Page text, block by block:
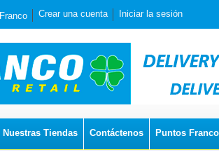
Franco Crear una cuenta Iniciar la sesión
Nuestras Tiendas Contáctenos Puntos Franco